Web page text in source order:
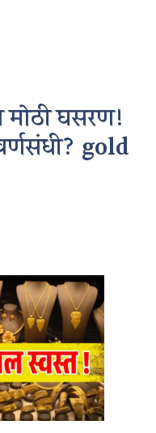
मोठी घसरण!
gold